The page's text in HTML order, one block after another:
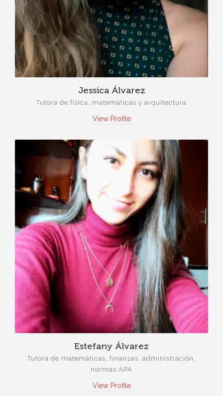
Jessica Álvarez
Tutora de física, matemáticas y arquitectura
View Profile
Estefany Álvarez
Tutora de matemáticas, finanzas, administración,
normas APA
View Profile